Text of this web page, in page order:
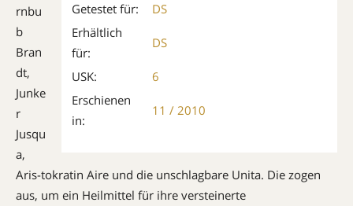
Getestet für:
DS
Erhältlich
für:
DS
USK:
6
Erschienen
in:
11 / 2010
rnbu
b
Bran
dt,
Junke
r
Jusqu
a,
Aris-tokratin Aire und die unschlagbare Unita. Die zogen
aus, um ein Heilmittel für ihre versteinerte